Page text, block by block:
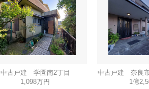
中古戸建 学園南2丁目
1,098万円
中古戸建 奈良
1億